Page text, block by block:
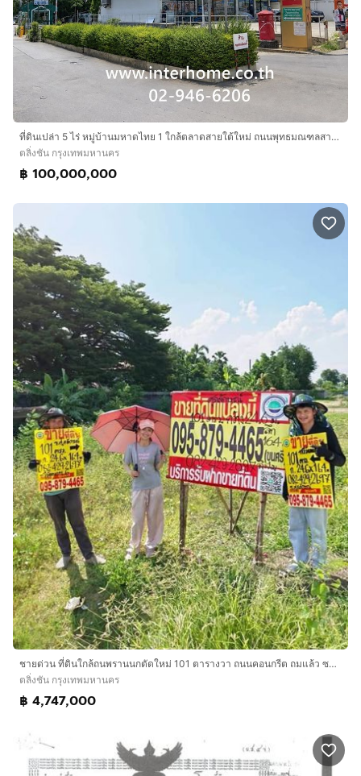
ที่ดินเปล่า 5 ไร่ หมู่บ้านมหาดไทย 1 ใกล้ตลาดสายใต้ใหม่ ถนนพุทธมณฑลสาย1 ถนนบรมราชชนนี เขตตลิ่งชัน กรุงเทพมหานคร
ตลิ่งชัน กรุงเทพมหานคร
฿ 100,000,000
ชายด่วน ที่ดินใกล้ถนพรานนกตัดใหม่ 101 ตารางวา ถนนคอนกรีต ถมแล้ว ซอย ทวีวัฒนา-กาญจนาภิเษก 6 (ซอยศุภลักษณ์) ตลิ่งชัน กทม.
ตลิ่งชัน กรุงเทพมหานคร
฿ 4,747,000